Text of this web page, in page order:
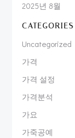
2025년 8월
CATEGORIES
Uncategorized
가격
가격 설정
가격분석
가요
가죽공예